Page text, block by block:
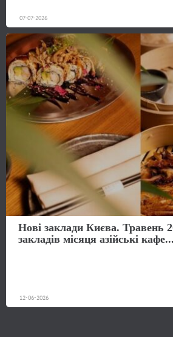
07-07-2026
Нові заклади Києва. Травень
закладів місяця азійські кафе...
12-06-2026